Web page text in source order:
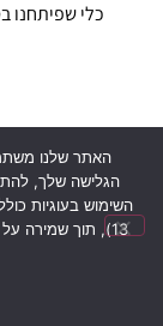
כלי שפיתחנו
חומרי לימוד
הגלישה שלך,
השימוש בעוגיות
13), תוך שמירה